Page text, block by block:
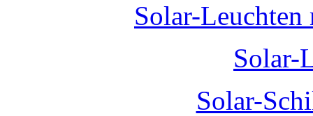
Solar-Leuchten
Solar-
Solar-